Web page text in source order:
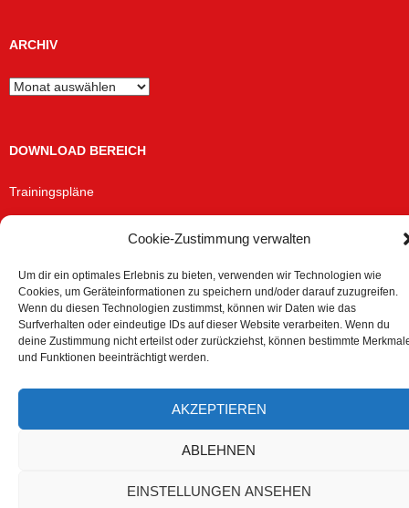
Cookie-Zustimmung verwalten
Um dir ein optimales Erlebnis zu bieten, verwenden wir Technologien wie
Cookies, um Geräteinformationen zu speichern und/oder darauf zuzugreifen.
Wenn du diesen Technologien zustimmst, können wir Daten wie das
Surfverhalten oder eindeutige IDs auf dieser Website verarbeiten. Wenn du
deine Zustimmung nicht erteilst oder zurückziehst, können bestimmte
und Funktionen beeinträchtigt werden.
AKZEPTIEREN
ABLEHNEN
EINSTELLUNGEN ANSEHEN
ARCHIV
Archiv
DOWNLOAD BEREICH
Trainingspläne